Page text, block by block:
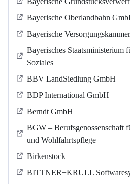
Bayerische Oberlandbahn
Bayerische Versorgungskammer
Bayerisches Staatsministerium
Soziales
BBV LandSiedlung GmbH
BDP International GmbH
Berndt GmbH
BGW – Berufsgenossenschaft
und Wohlfahrtspflege
Birkenstock
BITTNER+KRULL